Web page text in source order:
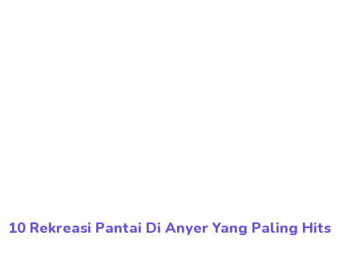
10 Rekreasi Pantai Di Anyer Yang Paling Hits